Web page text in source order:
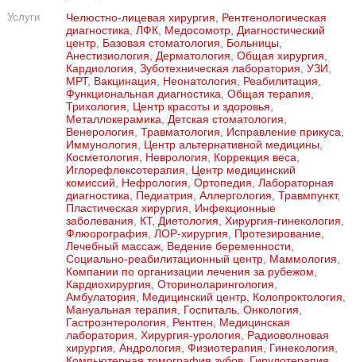
Услуги
Челюстно-лицевая хирургия
Рентгенологическая
диагностика ЛФК, Медосомотр, Диагностический
центр, Базовая стоматология Больницы
Анестизиология
Дерматология Общая хирургия
Кардиология Зуботехническая лаборатория УЗИ
МРТ, Вакцинация Неонатология Реабилитация
Функциональная диагностика Общая терапия
Трихология
Центр красоты и здоровья
Металлокерамика
Детская стоматология
Венерология Травматология Исправление прикуса
Иммунология
Центр альтернативной медицины
Косметология
Неврология Коррекция веса
Иглорефлексотерапия
Центр медицинский
комиссий
Нефрология Ортопедия Лабораторная
диагностика
Педиатрия Аллергология Травмпункт,
Пластическая хирургия
Инфекционные
заболевания
КТ, Диетология Хирургия-гинекология
Флюорография ЛОР-хирургия Протезирование,
Лечебный массаж, Ведение беременности
Социально-реабилитационный центр, Маммология
Компании по организации лечения за рубежом
Кардиохирургия Оториноларингология
Амбулатория
Медицинский центр, Колопроктология
Мануальная терапия
Госпиталь, Онкология
Гастроэнтерология
Рентген
Медицинская
лаборатория Хирургия-урология
Радиоволновая
хирургия Андрология Физиотерапия Гинекология